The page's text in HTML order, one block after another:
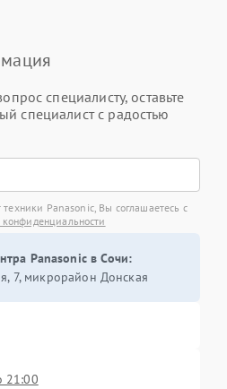
специалисту, оставьте
специалист с радостью
Panasonic, Вы соглашаетесь с
Panasonic в Сочи:
7, микрорайон Донская
21:00